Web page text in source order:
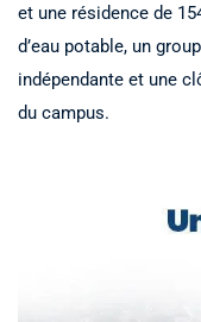
et une résidence de
d’eau potable, un
indépendante et une
du campus.